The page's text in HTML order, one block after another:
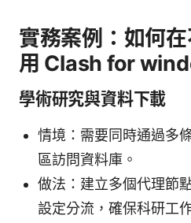
實務案例：如何
用 Clash for
學術研究與資料下載
情境：需要同時通過多
區訪問資料庫。
做法：建立多個代理節
設定分流，確保科研工